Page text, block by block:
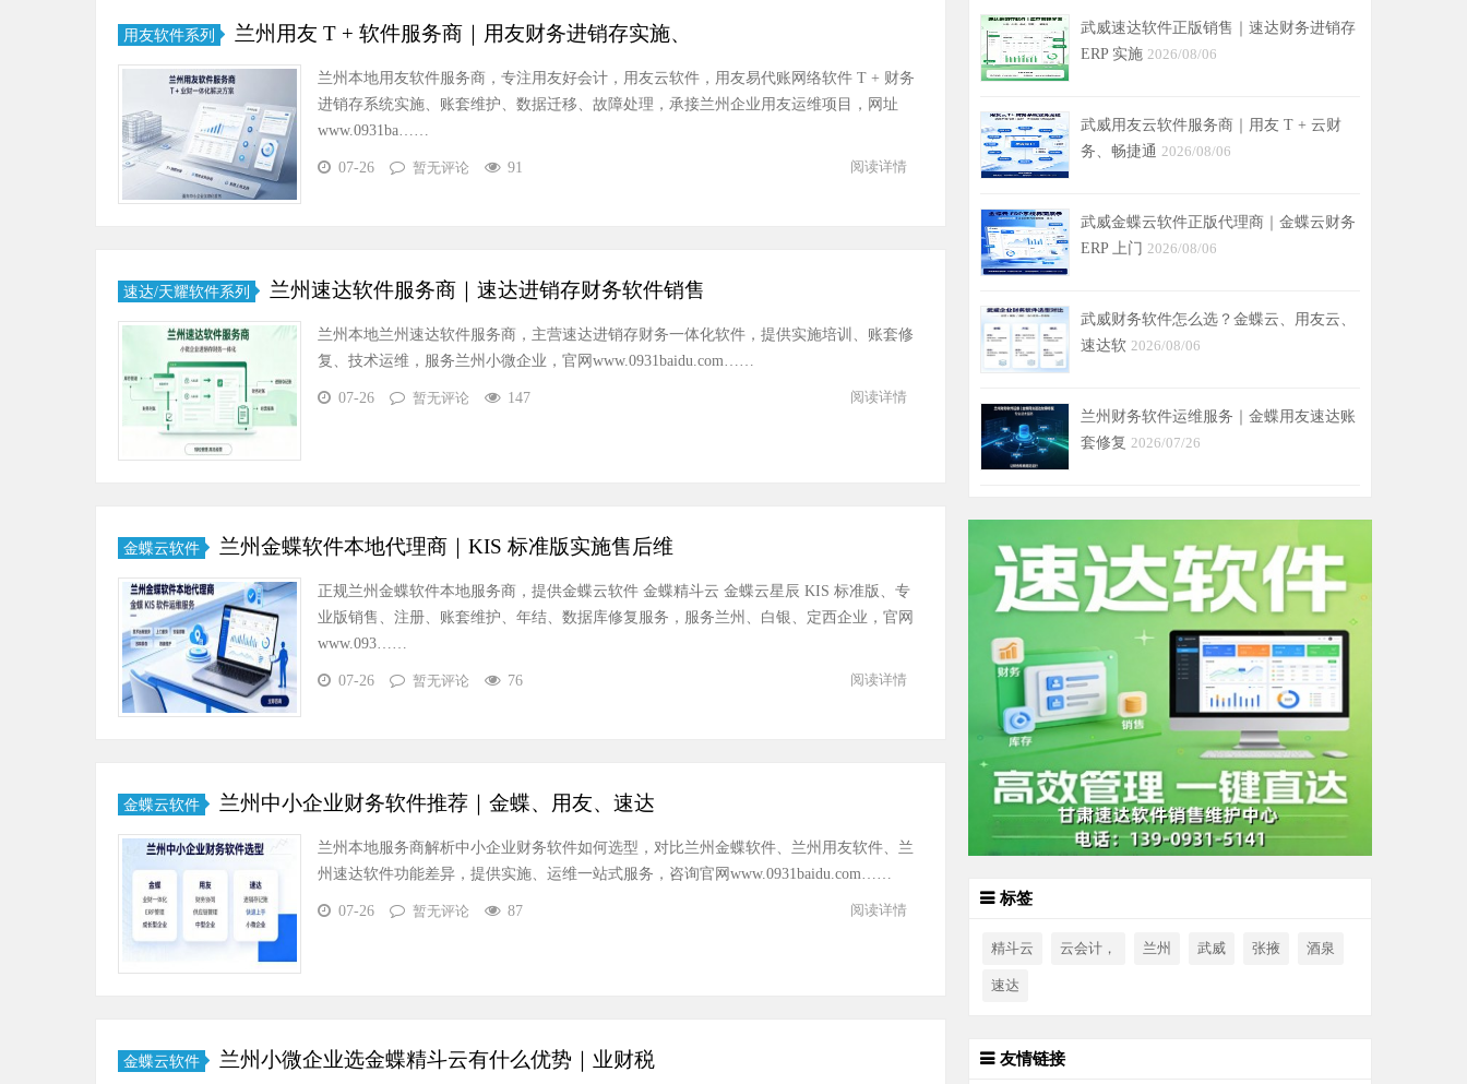
用友软件系列 兰州用友 T + 软件服务商｜用友财务进销存实施、
兰州本地用友软件服务商，专注用友好会计，用友云软件，用友易代账网络软件 T + 财务
进销存系统实施、账套维护、数据迁移、故障处理，承接兰州企业用友运维项目，网址
www.0931ba……
07-26 暂无评论 91 阅读详情
速达/天耀软件系列 兰州速达软件服务商｜速达进销存财务软件销售
兰州本地兰州速达软件服务商，主营速达进销存财务一体化软件，提供实施培训、账套修
复、技术运维，服务兰州小微企业，官网www.0931baidu.com……
07-26 暂无评论 147 阅读详情
金蝶云软件 兰州金蝶软件本地代理商｜KIS 标准版实施售后维
正规兰州金蝶软件本地服务商，提供金蝶云软件 金蝶精斗云 金蝶云星辰 KIS 标准版、专
业版销售、注册、账套维护、年结、数据库修复服务，服务兰州、白银、定西企业，官网
www.093……
07-26 暂无评论 76 阅读详情
金蝶云软件 兰州中小企业财务软件推荐｜金蝶、用友、速达
兰州本地服务商解析中小企业财务软件如何选型，对比兰州金蝶软件、兰州用友软件、兰
州速达软件功能差异，提供实施、运维一站式服务，咨询官网www.0931baidu.com……
07-26 暂无评论 87 阅读详情
金蝶云软件 兰州小微企业选金蝶精斗云有什么优势｜业财税
武威速达软件正版销售｜速达财务进销存
ERP 实施 2026/08/06
武威用友云软件服务商｜用友 T + 云财
务、畅捷通 2026/08/06
武威金蝶云软件正版代理商｜金蝶云财务
ERP 上门 2026/08/06
武威财务软件怎么选？金蝶云、用友云、
速达软 2026/08/06
兰州财务软件运维服务｜金蝶用友速达账
套修复 2026/07/26
标签
精斗云 云会计， 兰州 武威 张掖 酒泉
速达
友情链接